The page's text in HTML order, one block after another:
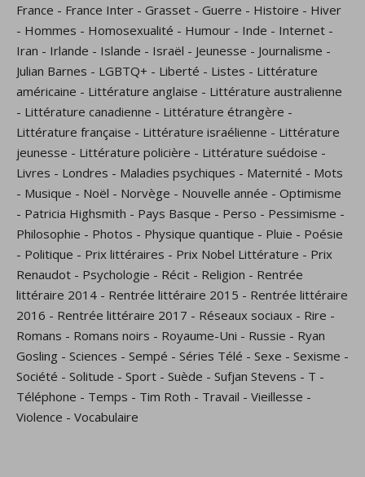
France - France Inter - Grasset - Guerre - Histoire - Hiver
- Hommes - Homosexualité - Humour - Inde - Internet -
Iran - Irlande - Islande - Israël - Jeunesse - Journalisme -
Julian Barnes - LGBTQ+ - Liberté - Listes - Littérature
américaine - Littérature anglaise - Littérature australienne
- Littérature canadienne - Littérature étrangère -
Littérature française - Littérature israélienne - Littérature
jeunesse - Littérature policière - Littérature suédoise -
Livres - Londres - Maladies psychiques - Maternité - Mots
- Musique - Noël - Norvège - Nouvelle année - Optimisme
- Patricia Highsmith - Pays Basque - Perso - Pessimisme -
Philosophie - Photos - Physique quantique - Pluie - Poésie
- Politique - Prix littéraires - Prix Nobel Littérature - Prix
Renaudot - Psychologie - Récit - Religion - Rentrée
littéraire 2014 - Rentrée littéraire 2015 - Rentrée littéraire
2016 - Rentrée littéraire 2017 - Réseaux sociaux - Rire -
Romans - Romans noirs - Royaume-Uni - Russie - Ryan
Gosling - Sciences - Sempé - Séries Télé - Sexe - Sexisme -
Société - Solitude - Sport - Suède - Sufjan Stevens - T -
Téléphone - Temps - Tim Roth - Travail - Vieillesse -
Violence - Vocabulaire